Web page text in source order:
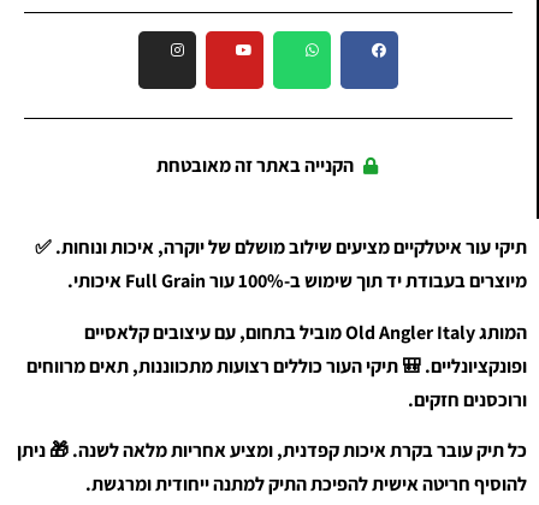
הקנייה באתר זה מאובטחת
תיקי עור איטלקיים מציעים שילוב מושלם של יוקרה, איכות ונוחות. ✅
מיוצרים בעבודת יד תוך שימוש ב-100% עור Full Grain איכותי.
המותג Old Angler Italy מוביל בתחום, עם עיצובים קלאסיים
ופונקציונליים. 🎒 תיקי העור כוללים רצועות מתכווננות, תאים מרווחים
ורוכסנים חזקים.
כל תיק עובר בקרת איכות קפדנית, ומציע אחריות מלאה לשנה. 🎁 ניתן
להוסיף חריטה אישית להפיכת התיק למתנה ייחודית ומרגשת.